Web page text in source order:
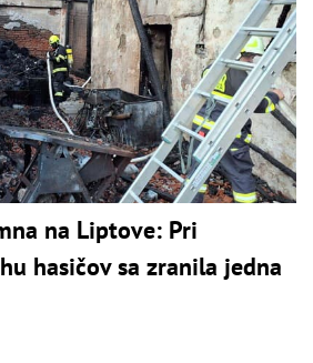
na Liptove: Pri
hasičov sa zranila jedna